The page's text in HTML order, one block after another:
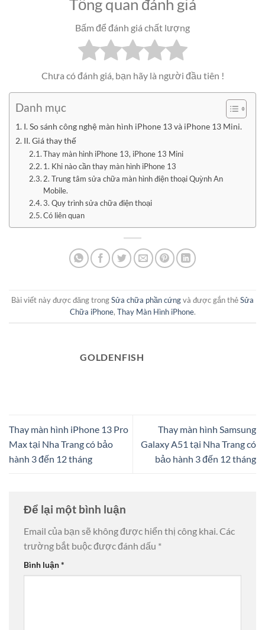
Tổng quan đánh giá
Bấm để đánh giá chất lượng
Chưa có đánh giá, bạn hãy là người đầu tiên !
Danh mục
I. So sánh công nghệ màn hình iPhone 13 và iPhone 13 Mini.
II. Giá thay thế
Thay màn hình iPhone 13, iPhone 13 Mini
1. Khi nào cần thay màn hình iPhone 13
2. Trung tâm sửa chữa màn hình điện thoại Quỳnh An
Mobile.
3. Quy trình sửa chữa điện thoại
Có liên quan
Bài viết này được đăng trongSửa chữa phần cứngvà được gắn thẻSửa
Chữa iPhone, Thay Màn Hình iPhone.
GOLDENFISH
Thay màn hình iPhone 13 Pro
Max tại Nha Trang có bảo
hành 3 đến 12 tháng
Thay màn hình Samsung
Galaxy A51 tại Nha Trang có
bảo hành 3 đến 12 tháng
Để lại một bình luận
Email của bạn sẽ không được hiển thị công khai.Các
trường bắt buộc được đánh dấu *
Bình luận*